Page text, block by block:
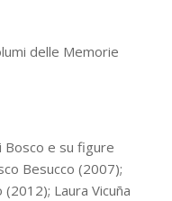
delle Memorie
Bosco e su figure
Besucco (2007);
Laura Vicuña